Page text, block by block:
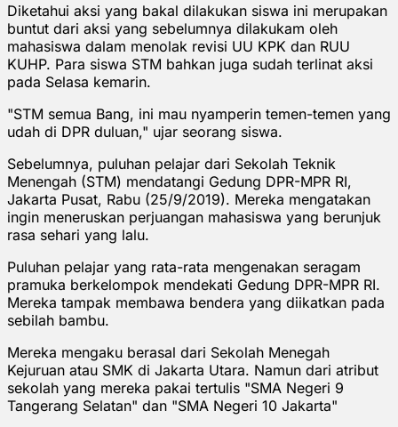
Diketahui aksi yang bakal dilakukan siswa ini merupakan
buntut dari aksi yang sebelumnya dilakukam oleh
mahasiswa dalam menolak revisi UU KPK dan RUU
KUHP. Para siswa STM bahkan juga sudah terlinat aksi
pada Selasa kemarin.
"STM semua Bang, ini mau nyamperin temen-temen yang
udah di DPR duluan," ujar seorang siswa.
Sebelumnya, puluhan pelajar dari Sekolah Teknik
Menengah (STM) mendatangi Gedung DPR-MPR RI,
Jakarta Pusat, Rabu (25/9/2019). Mereka mengatakan
ingin meneruskan perjuangan mahasiswa yang berunjuk
rasa sehari yang lalu.
Puluhan pelajar yang rata-rata mengenakan seragam
pramuka berkelompok mendekati Gedung DPR-MPR RI.
Mereka tampak membawa bendera yang diikatkan pada
sebilah bambu.
Mereka mengaku berasal dari Sekolah Menegah
Kejuruan atau SMK di Jakarta Utara. Namun dari atribut
sekolah yang mereka pakai tertulis "SMA Negeri 9
Tangerang Selatan" dan "SMA Negeri 10 Jakarta"